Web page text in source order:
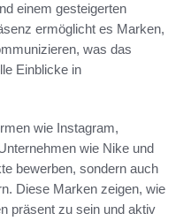
einem gesteigerten
ermöglicht es Marken,
was das
Einblicke in
wie Instagram,
wie Nike und
bewerben, sondern auch
Diese Marken zeigen, wie
präsent zu sein und aktiv